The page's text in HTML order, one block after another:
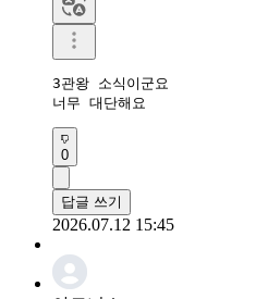
3관왕 소식이군요
너무 대단해요
0
답글 쓰기
2026.07.12 15:45